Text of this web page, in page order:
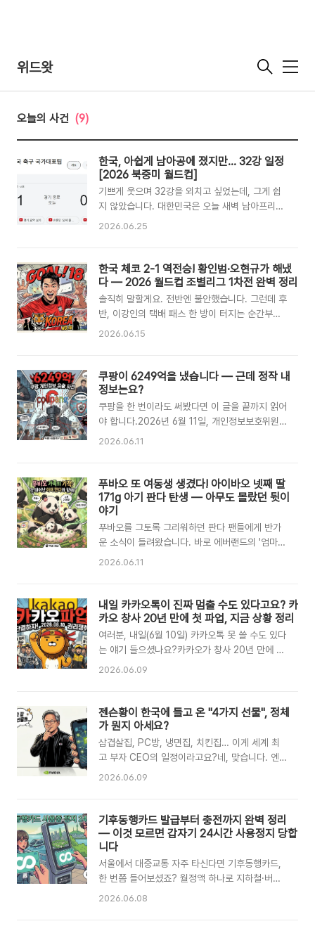
위드왓
메
오늘의 사건 (9)
한국, 아쉽게 남아공에 졌지만… 32강 일정
[2026 북중미 월드컵]
기쁘게 웃으며 32강을 외치고 싶었는데, 그게 쉽
지 않았습니다. 대한민국은 오늘 새벽 남아프리카
공화국에 0-1로 패하며 A조 3위로 조별리그를 마
도 32강에 진출하는데, 한국이 그 안에 들었습니
다. 완전히 기쁜 소식은 아니지만, 그래도 아직 끝
나지 않았습니다.
https://youtu.be/5N0iTFKJbpU?
아팠다체코를 2-1로 잡으며 출발은 좋았습니다.
전에서도 후반 실점하며 0-1 패배를 당했습니다.
손흥민은 선발에서 빠졌고, 오현규·이강인·황희찬
의 공격진도 끝내 골망을 흔들지 못했습..
2026.06.25
한국 체코 2-1 역전승! 황인범·오현규가 해냈
다 — 2026 월드컵 조별리그 1차전 완벽 정리
솔직히 말할게요. 전반엔 불안했습니다. 그런데 후
반, 이강인의 택배 패스 한 방이 터지는 순간부터
경기는 완전히 달라졌어요. 2026 FIFA 북중미 월
장 쫄깃합니다.⚽ 체코에 선제골 내준 순간 — 후
반 14분의 악몽후반전이 시작되고 얼마 지나지 않
은 후반 14분, 체코의 라디슬라프 크레이치가 스
로인 상황을 기막히게 연결하며 선제골을 터뜨렸
에 얼어붙었죠. "이러다 또 지는 거 아냐?"라는 생
인 택배 → 황인범 침착 칩슛 — 동점골의 탄생
(후반 22분)그런데 딱 8분 후, 반전이 시작됩니다.
이강인이 페널티..
2026.06.15
쿠팡이 6249억을 냈습니다 — 근데 정작 내
정보는요?
쿠팡을 한 번이라도 써봤다면 이 글을 끝까지 읽어
야 합니다.2026년 6월 11일, 개인정보보호위원회
가 쿠팡에 역대 최대 과징금인 6,249억 원을 부과
라는 사실이에요. 도대체 얼마나 유출된 걸까?이
번 유출 규모는 무려 3,750만 건입니다.이름, 이
메일 주소, 심지어 아파트 공동 현관 비밀번호까지
포함됐습니다.한국 인구가 약 5,100만 명인 걸 감
안하면, 국민 10명 중 7명 이상의 정보가 새나간
니다. 어떻게 유출됐을까? 내부자였다범인은 외부
에도 내부 전산망에 접근할 수 있는 '서명 키'를 이
용해 인증 토큰..
2026.06.11
푸바오 또 여동생 생겼다! 아이바오 넷째 딸
171g 아기 판다 탄생 — 아무도 몰랐던 뒷이
야기
푸바오를 그토록 그리워하던 판다 팬들에게 반가
운 소식이 들려왔습니다. 바로 에버랜드의 '엄마
판다' 아이바오가 또 한 번 건강한 딸을 낳았다는
지금 바로 알아봅시다.📅 언제, 어떻게 태어났을
까?2026년 6월 3일 오전 10시 53분, 에버랜드
판다월드의 아이바오가 암컷 아기 판다를 출산했
습니다. 몸무게는 단 171g — 성인 스마트폰 한
루이바오(180g)·후이바오(174g)에 이어 가장 작
다. 아이바오가 새끼를 입에 살며시 문 채 품에 안
는 모습이 공개되어 많은 이들의 마음을 뭉클하게
했어요.🐼 ..
2026.06.11
내일 카카오톡이 진짜 멈출 수도 있다고요? 카
카오 창사 20년 만에 첫 파업, 지금 상황 정리
여러분, 내일(6월 10일) 카카오톡 못 쓸 수도 있다
는 얘기 들으셨나요?카카오가 창사 20년 만에 처
음으로 파업을 예고했습니다.카카오톡, 카카오페
돌아가는지 핵심만 빠르게 정리해드릴게요.파업,
정확히 언제 어디서 얼마나?6월 10일(화요일), 전
국화학섬유식품산업노동조합 카카오지회 소속 직
원들이 4시간 부분 파업에 돌입합니다. 오전부터
되어 있고, 참여 인원만 무려 1,200명 규모입니
것 자체가 카카오 역사상 최초의 단체행동이라는
점에서 의미가 작지 않습니다. 파업에는 카카오 본
사뿐 아니라 카카오페이, 카카오엔터..
2026.06.09
젠슨황이 한국에 들고 온 "4가지 선물", 정체
가 뭔지 아세요?
삼겹살집, PC방, 냉면집, 치킨집… 이게 세계 최
고 부자 CEO의 일정이라고요?네, 맞습니다. 엔비
디아 CEO 젠슨 황이 지난 6월 5일부터 사흘간
들고 온 "4가지 선물"의 정체, 지금 바로 공개합니
다.🎁 선물 1·2 — 차세대 AI 두뇌, 베라루빈 & 베
라 CPU젠슨 황이 공개한 첫 번째·두 번째 선물은
엔비디아의 차세대 AI 가속기 '베라루빈(Vera
Rubin)'과 베라 CPU입니다. 쉽게 말하면, 현재
세대입니다. 한국의 SK하이닉스가 이 칩의 핵심
2026.06.09
기후동행카드 발급부터 충전까지 완벽 정리
— 이것 모르면 갑자기 24시간 사용정지 당합
니다
서울에서 대중교통 자주 타신다면 기후동행카드,
한 번쯤 들어보셨죠? 월정액 하나로 지하철·버스·
따릉이까지 무제한으로 탈 수 있어서 정말 편리한
2026.06.08